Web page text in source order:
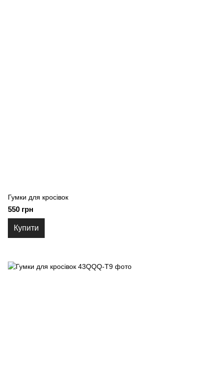
Гумки для кросівок
550 грн
Купити